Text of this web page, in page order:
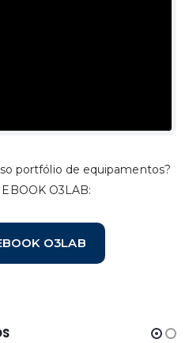
portfólio de equipamentos?
O3LAB:
O3LAB